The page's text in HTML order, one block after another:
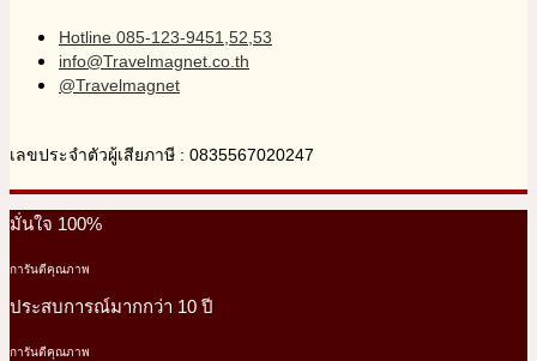
Hotline 085-123-9451,52,53
info@Travelmagnet.co.th
@Travelmagnet
เลขประจำตัวผู้เสียภาษี : 0835567020247
มั่นใจ 100%
การันตีคุณภาพ
ประสบการณ์มากกว่า 10 ปี
การันตีคุณภาพ